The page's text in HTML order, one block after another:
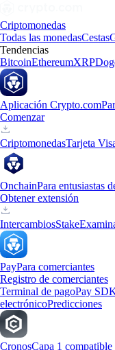
Criptomonedas
Todas las monedasCestas
Tendencias
BitcoinEthereumXRP
Aplicación Crypto.com
Comenzar
CriptomonedasTarjeta
OnchainPara entusiastas
Obtener extensión
IntercambiosStake
PayPara comerciantes
Registro de comerciantes
Terminal de pagoPay
electrónicoPredicciones
CronosCapa 1